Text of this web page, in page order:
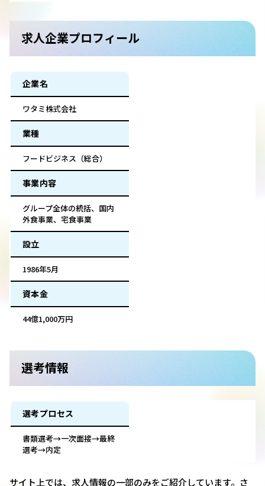
求人企業プロフィール
企業名
ワタミ株式会社
業種
フードビジネス（総合）
事業内容
グループ全体の統括、国内
外食事業、宅食事業
設立
1986年5月
資本金
44億1,000万円
選考情報
選考プロセス
書類選考→一次面接→最終
選考→内定
サイト上では、求人情報の一部のみをご紹介しています。さ